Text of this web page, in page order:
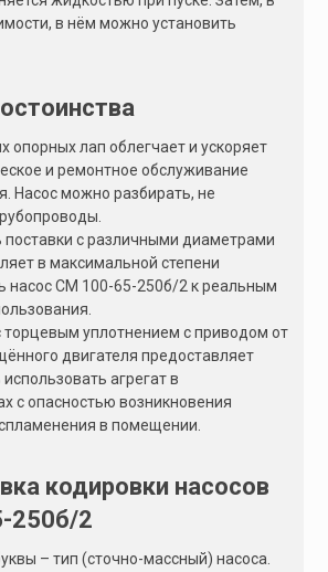
в нём можно установить
опорных лап облегчает и ускоряет
и ремонтное обслуживание
Насос можно разбирать, не
поставки с различными диаметрами
в максимальной степени
насос СМ 100-65-250б/2 к реальным
торцевым уплотнением с приводом от
двигателя предоставляет
агрегат в
с опасностью возникновения
в помещении.
кодировки насосов
250б/2
– тип (сточно-массный) насоса.